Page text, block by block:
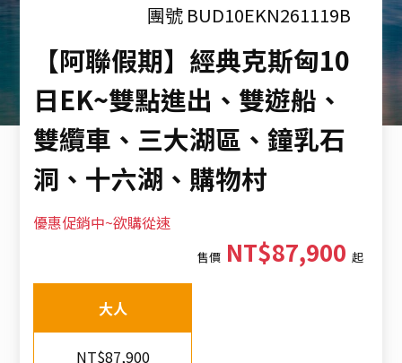
團號 BUD10EKN261119B
【阿聯假期】經典克斯匈10
日EK~雙點進出、雙遊船、
雙纜車、三大湖區、鐘乳石
洞、十六湖、購物村
優惠促銷中~欲購從速
售價NT$87,900 起
大人
NT$87,900